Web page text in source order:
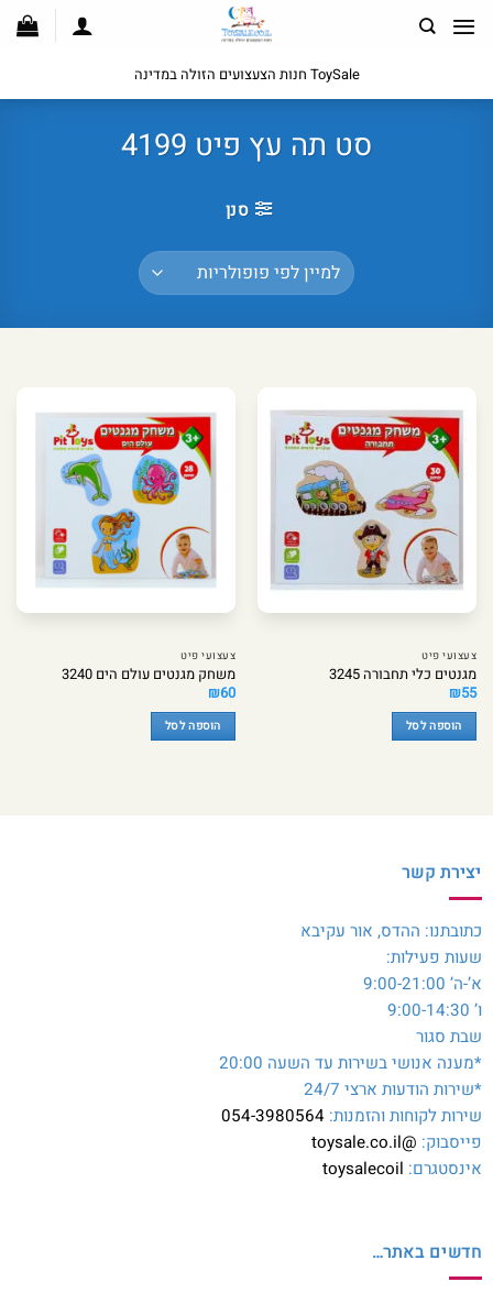
לתוכן
ToySale חנות הצעצועים הזולה במדינה
סט תה עץ פיט 4199
סנן
צעצועי פיט
מגנטים כלי תחבורה 3245
₪55
הוספה לסל
צעצועי פיט
משחק מגנטים עולם הים 3240
₪60
הוספה לסל
יצירת קשר
כתובתנו: ההדס, אור עקיבא
שעות פעילות:
א’-ה’ 9:00-21:00
ו’ 9:00-14:30
שבת סגור
*מענה אנושי בשירות עד השעה 20:00
*שירות הודעות ארצי 24/7
שירות לקוחות והזמנות: 054-3980564
פייסבוק: @toysale.co.il
אינסטגרם: toysalecoil
חדשים באתר…